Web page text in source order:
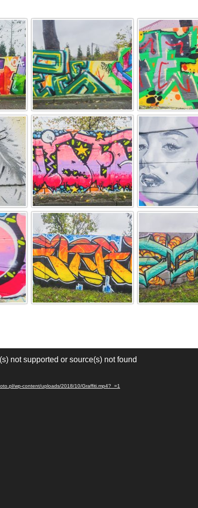
not supported or source(s) not found
wp-content/uploads/2018/10/Graffiti.mp4?_=1